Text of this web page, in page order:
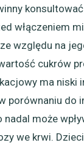
włączeniem
względu na
cukrów
ma niski
porównaniu do
nadal może
we krwi.